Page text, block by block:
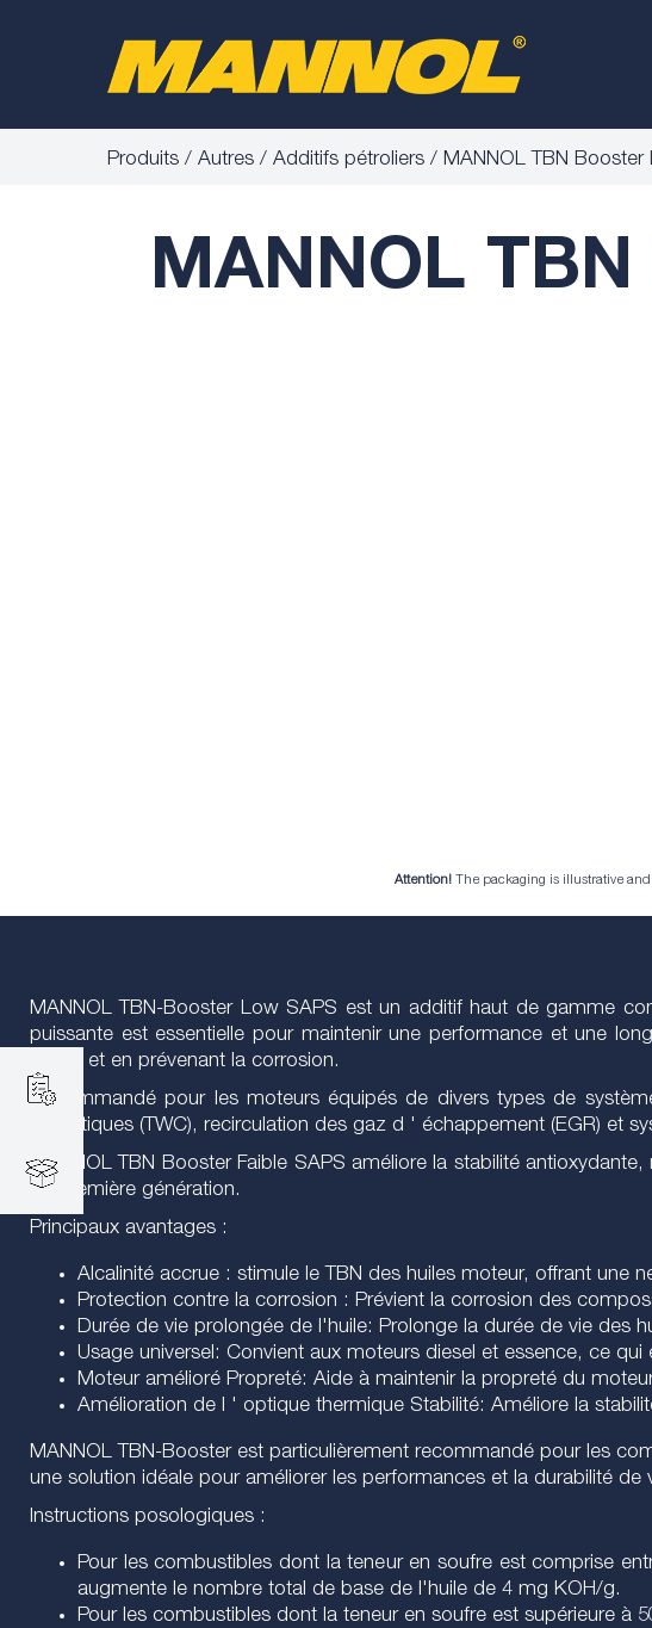
Produits Autres Additifs pétroliers MANNOL TBN Booster
MANNOL
Attention! The packaging is illustrative
MANNOL TBN-Booster Low SAPS est un additif haut de gamme
puissante est essentielle pour maintenir une performance et une
nocifs et en prévenant la corrosion.
Recommandé pour les moteurs équipés de divers types de
catalytiques (TWC), recirculation des gaz d ' échappement (EGR) et
MANNOL TBN Booster Faible SAPS améliore la stabilité
de première génération.
Principaux avantages :
Alcalinité accrue : stimule le TBN des huiles moteur, offrant une
Protection contre la corrosion : Prévient la corrosion des
Durée de vie prolongée de l'huile: Prolonge la durée de vie des
Usage universel: Convient aux moteurs diesel et essence, ce
Moteur amélioré Propreté: Aide à maintenir la propreté du
Amélioration de l ' optique thermique Stabilité: Améliore la
MANNOL TBN-Booster est particulièrement recommandé pour les
une solution idéale pour améliorer les performances et la durabilité
Instructions posologiques :
Pour les combustibles dont la teneur en soufre est comprise
augmente le nombre total de base de l'huile de 4 mg KOH/g.
Pour les combustibles dont la teneur en soufre est supérieure à